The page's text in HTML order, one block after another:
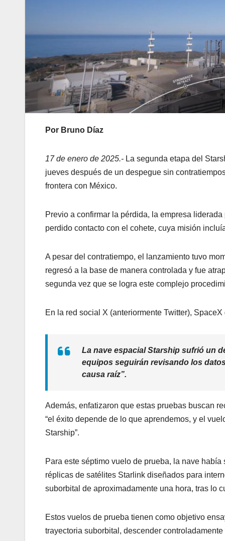
Por Bruno Díaz
17 de enero de 2025.- La segunda etapa del
jueves después de un despegue sin
frontera con México.
Previo a confirmar la pérdida, la empresa
perdido contacto con el cohete, cuya misión
A pesar del contratiempo, el lanzamiento tuvo
regresó a la base de manera controlada y fue
segunda vez que se logra este complejo
En la red social X (anteriormente Twitter), SpaceX
La nave espacial Starship sufrió un
equipos seguirán revisando los
causa raíz”.
Además, enfatizaron que estas pruebas buscan
“el éxito depende de lo que aprendemos, y el
Starship”.
Para este séptimo vuelo de prueba, la nave
réplicas de satélites Starlink diseñados para
suborbital de aproximadamente una hora, tras lo
Estos vuelos de prueba tienen como objetivo
trayectoria suborbital, descender